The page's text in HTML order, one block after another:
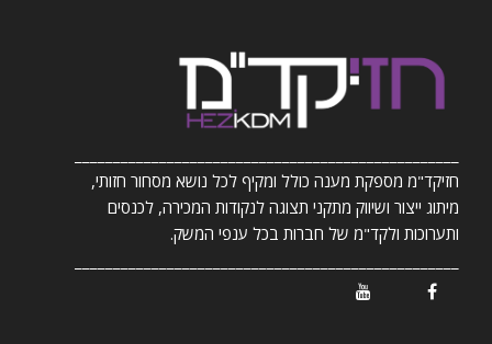
חזיקד"מ מספקת מענה כולל ומקיף לכל נושא מסחור חזותי,
מיתוג ייצור ושיווק מתקני תצוגה לנקודות המכירה, לכנסים
ותערוכות ולקד"מ של חברות בכל ענפי המשק.